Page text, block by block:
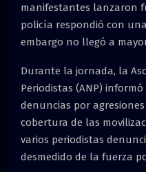
manifestantes lanzaron
policía respondió con
embargo no llegó a
Durante la jornada, la
Periodistas (ANP)
denuncias por
cobertura de las
varios periodistas
desmedido de la fuerza